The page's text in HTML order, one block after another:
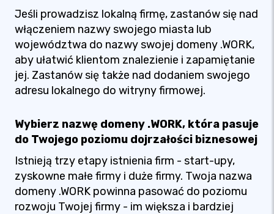
Jeśli prowadzisz lokalną firmę, zastanów się nad
włączeniem nazwy swojego miasta lub
województwa do nazwy swojej domeny .WORK,
aby ułatwić klientom znalezienie i zapamiętanie
jej. Zastanów się także nad dodaniem swojego
adresu lokalnego do witryny firmowej.
Wybierz nazwę domeny .WORK, która pasuje
do Twojego poziomu dojrzałości biznesowej
Istnieją trzy etapy istnienia firm - start-upy,
zyskowne małe firmy i duże firmy. Twoja nazwa
domeny .WORK powinna pasować do poziomu
rozwoju Twojej firmy - im większa i bardziej